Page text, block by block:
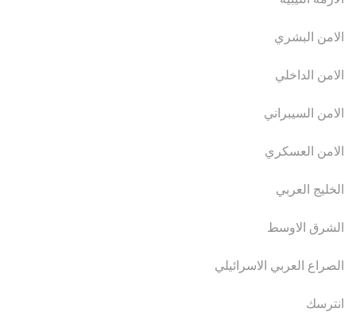
الامن البشري
الامن الداخلي
الامن السيبراني
الامن العسكري
الخليج العربي
الشرق الاوسط
الصراع العربي الاسرائيلي
انترسك